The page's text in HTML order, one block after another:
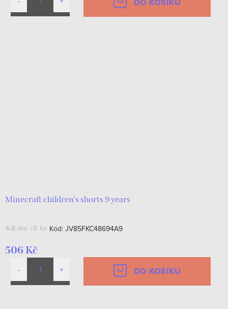
Minecraft children's shorts 9 years
4-8 dní >5 ks Kód: JV85FKC48694A9
506 Kč
DO KOŠÍKU